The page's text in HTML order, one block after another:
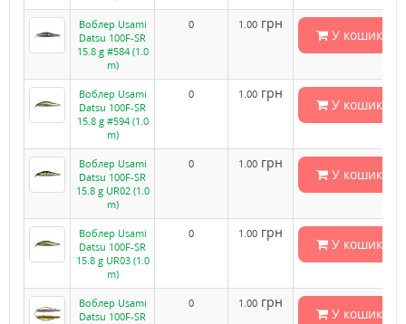
Воблер Usami
Datsu 100F-SR
15.8 g #584 (1.0
m)
0 1.00 грн
У кошик
Воблер Usami
Datsu 100F-SR
15.8 g #594 (1.0
m)
0 1.00 грн
У кошик
Воблер Usami
Datsu 100F-SR
15.8 g UR02 (1.0
m)
0 1.00 грн
У кошик
Воблер Usami
Datsu 100F-SR
15.8 g UR03 (1.0
m)
0 1.00 грн
У кошик
Воблер Usami
Datsu 100F-SR
0 1.00 грн
У кошик